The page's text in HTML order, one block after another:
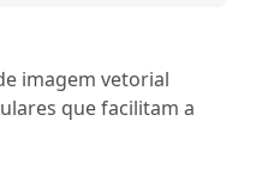
imagem vetorial
que facilitam a